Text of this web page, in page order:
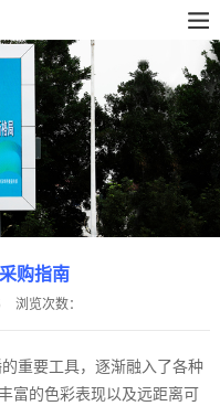
购指南
浏览次数：
重要工具，逐渐融入了各种
富的色彩表现以及远距离可